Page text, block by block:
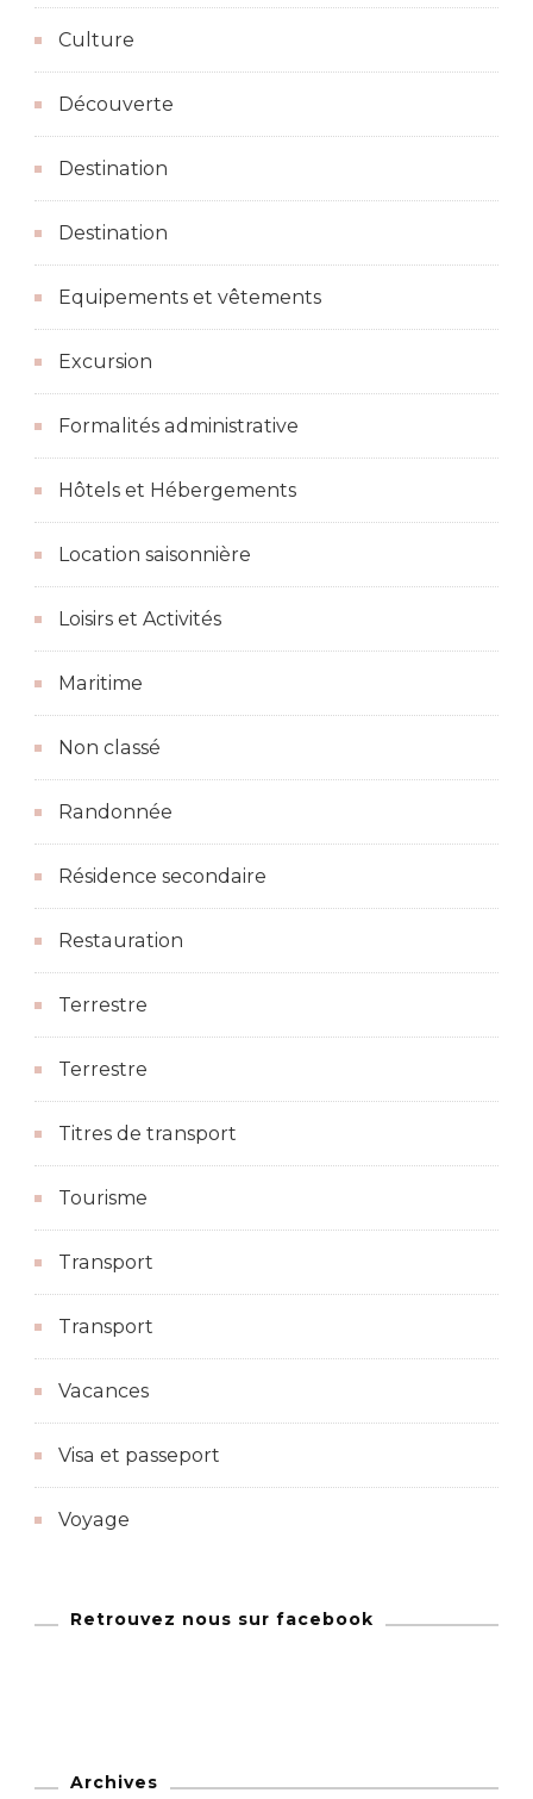
Culture
Découverte
Destination
Destination
Equipements et vêtements
Excursion
Formalités administrative
Hôtels et Hébergements
Location saisonnière
Loisirs et Activités
Maritime
Non classé
Randonnée
Résidence secondaire
Restauration
Terrestre
Terrestre
Titres de transport
Tourisme
Transport
Transport
Vacances
Visa et passeport
Voyage
Retrouvez nous sur facebook
Archives